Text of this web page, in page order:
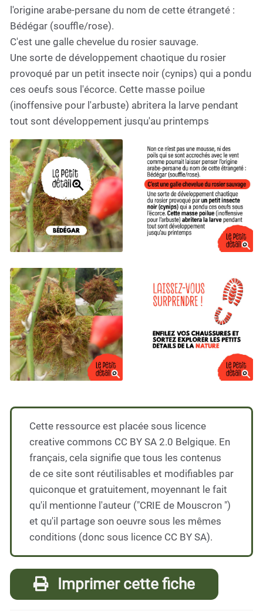
l'origine arabe-persane du nom de cette étrangeté :
Bédégar (souffle/rose).
C'est une galle chevelue du rosier sauvage.
Une sorte de développement chaotique du rosier
provoqué par un petit insecte noir (cynips) qui a pondu
ces oeufs sous l'écorce. Cette masse poilue
(inoffensive pour l'arbuste) abritera la larve pendant
tout sont développement jusqu'au printemps
Cette ressource est placée sous licence
creative commons CC BY SA 2.0 Belgique. En
français, cela signifie que tous les contenus
de ce site sont réutilisables et modifiables par
quiconque et gratuitement, moyennant le fait
qu'il mentionne l'auteur ("CRIE de Mouscron ")
et qu'il partage son oeuvre sous les mêmes
conditions (donc sous licence CC BY SA).
Imprimer cette fiche